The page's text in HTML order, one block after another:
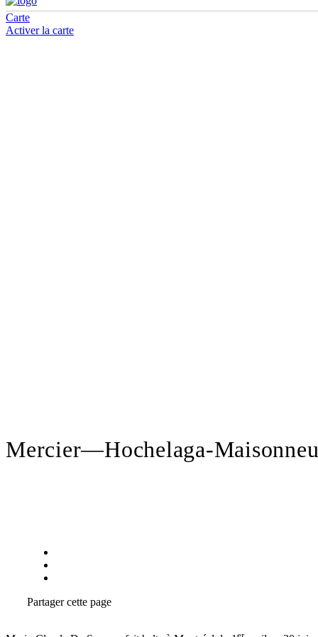
Carte
Activer la carte
Mercier—Hochelaga-
Partager cette page